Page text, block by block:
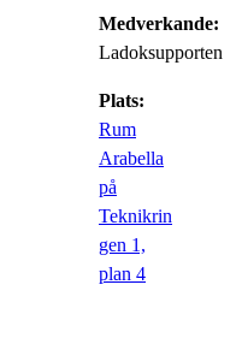
Medverkande:
Ladoksupporten
Plats:
Rum
Arabella
på
Teknikrin
gen 1,
plan 4